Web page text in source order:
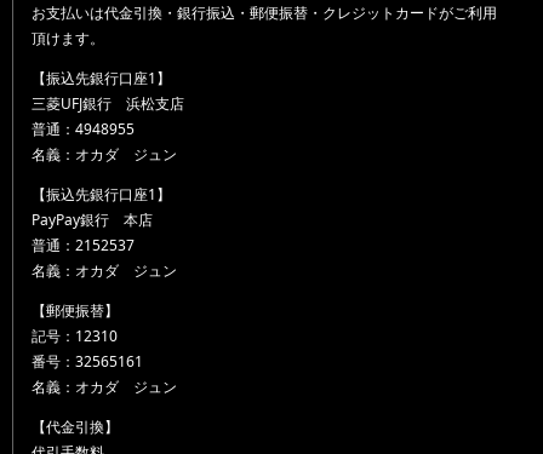
お支払いは代金引換・銀行振込・郵便振替・クレジットカードがご利用
頂けます。
【振込先銀行口座1】
三菱UFJ銀行 浜松支店
普通：4948955
名義：オカダ ジュン
【振込先銀行口座1】
PayPay銀行 本店
普通：2152537
名義：オカダ ジュン
【郵便振替】
記号：12310
番号：32565161
名義：オカダ ジュン
【代金引換】